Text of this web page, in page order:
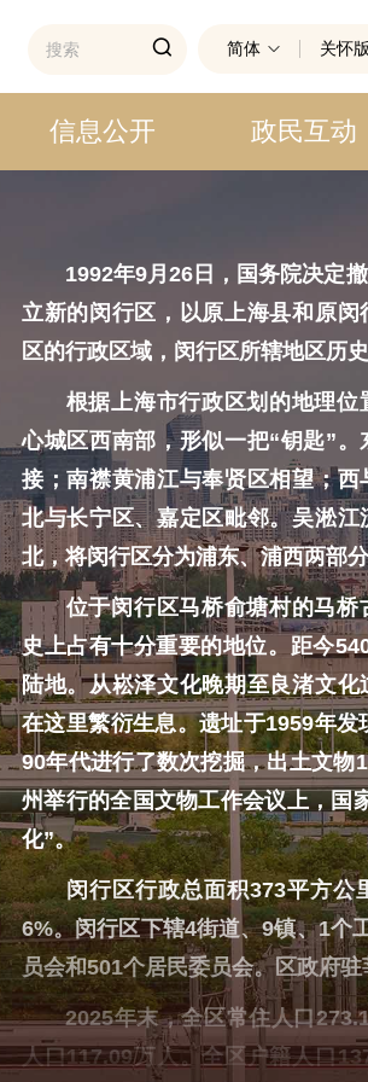
简体 关怀版
信息公开 政民互动
1992年9月26日，国务院决定撤
立新的闵行区，以原上海县和原
区的行政区域，闵行区所辖地区历
根据上海市行政区划的地理位
心城区西南部，形似一把“钥匙”
接；南襟黄浦江与奉贤区相望；
北与长宁区、嘉定区毗邻。吴淞
北，将闵行区分为浦东、浦西两部
位于闵行区马桥俞塘村的马桥
史上占有十分重要的地位。距今
陆地。从崧泽文化晚期至良渚文
在这里繁衍生息。遗址于1959年
90年代进行了数次挖掘，出土文物
州举行的全国文物工作会议上，国
化”。
闵行区行政总面积373平方公
6%。闵行区下辖4街道、9镇、1个
员会和501个居民委员会。区政府
2025年末，全区常住人口
人口117.09万人。全区户籍人口